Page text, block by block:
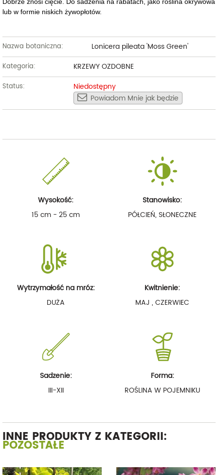
lub w formie niskich żywopłotów.
Nazwa botaniczna: Lonicera pileata 'Moss Green'
Kategoria: KRZEWY OZDOBNE
Status:
Niedostępny
Powiadom Mnie jak będzie
Wysokość:
15 cm - 25 cm
Stanowisko:
PÓŁCIEŃ, SŁONECZNE
Wytrzymałość na mróz:
DUŻA
Kwitnienie:
MAJ , CZERWIEC
Sadzenie:
III-XII
Forma:
ROŚLINA W POJEMNIKU
INNE PRODUKTY Z KATEGORII:
POZOSTAŁE